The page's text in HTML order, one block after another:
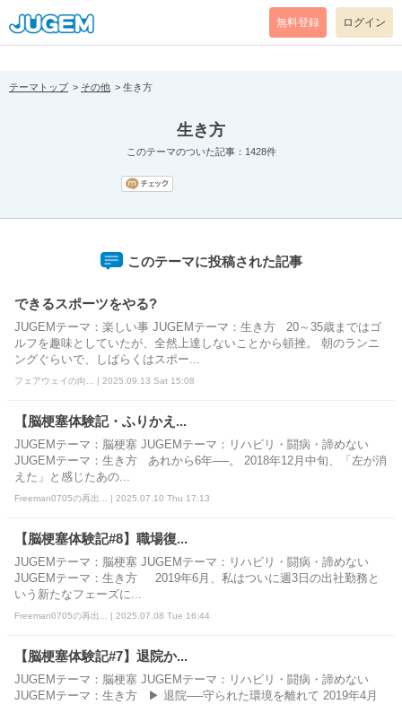
[pear_error: message="Success" code=0 mode=return level=notice
prefix="" info=""]
無料登録 ログイン
テーマトップ その他 生き方
生き方
このテーマのついた記事：1428件
このテーマに投稿された記事
できるスポーツをやる?
JUGEMテーマ：楽しい事 JUGEMテーマ：生き方 20～35歳まではゴ
ルフを趣味としていたが、全然上達しないことから頓挫。 朝のランニ
ングぐらいで、しばらくはスポー...
フェアウェイの向... | 2025.09.13 Sat 15:08
【脳梗塞体験記・ふりかえ...
JUGEMテーマ：脳梗塞 JUGEMテーマ：リハビリ・闘病・諦めない
JUGEMテーマ：生き方 あれから6年──。 2018年12月中旬、「左が消
えた」と感じたあの...
Freeman0705の再出... | 2025.07.10 Thu 17:13
【脳梗塞体験記#8】職場復...
JUGEMテーマ：脳梗塞 JUGEMテーマ：リハビリ・闘病・諦めない
JUGEMテーマ：生き方 2019年6月、私はついに週3日の出社勤務と
いう新たなフェーズに...
Freeman0705の再出... | 2025.07.08 Tue 16:44
【脳梗塞体験記#7】退院か...
JUGEMテーマ：脳梗塞 JUGEMテーマ：リハビリ・闘病・諦めない
JUGEMテーマ：生き方 ▶ 退院──守られた環境を離れて 2019年4月